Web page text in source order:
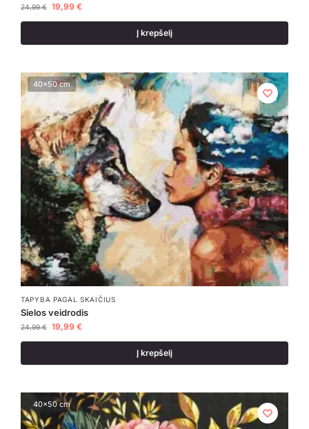
24,99€ 19,99 €
Į krepšelį
40x50 cm
TAPYBA PAGAL SKAIČIUS
Sielos veidrodis
24,99€ 19,99 €
Į krepšelį
40x50 cm